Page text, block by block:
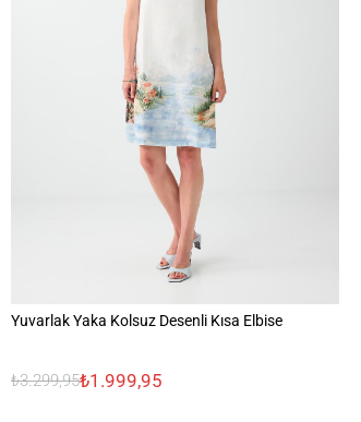
Yuvarlak Yaka Kolsuz Desenli Kısa Elbise
₺3.299,95₺1.999,95